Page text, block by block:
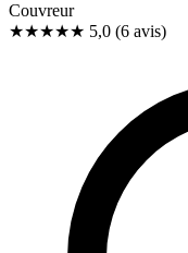
Couvreur
★★★★★ 5,0 (6 avis)